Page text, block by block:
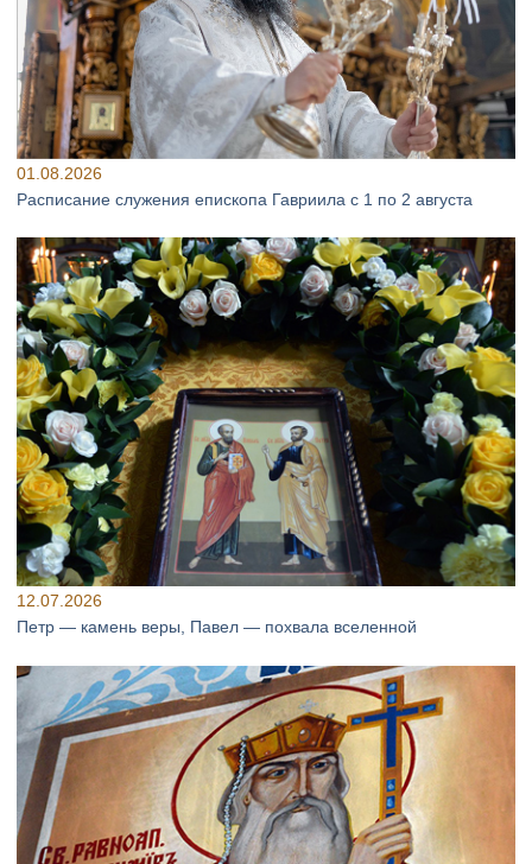
01.08.2026
Расписание служения епископа Гавриила с 1 по 2 августа
12.07.2026
Петр — камень веры, Павел — похвала вселенной